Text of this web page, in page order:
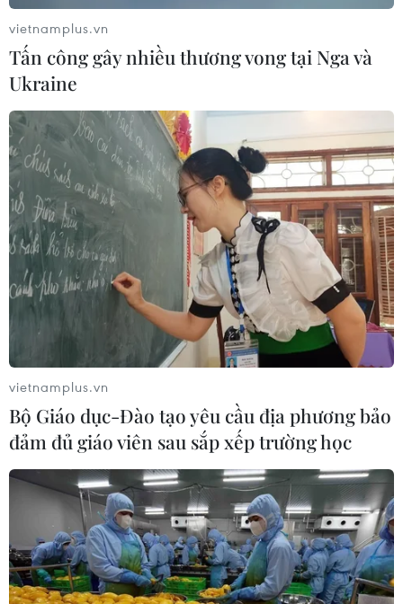
Ông Putin ca ngợi quân nhân Nga trong
sự kiện ở Crimea
28/03/2014 10:57
Tổng thống Nga Vladimir Putin ngày 28/3 đã ca ngợi
vai trò của lực lượng vũ trang Nga trong nỗ lực sáp
nhập Crimea vào lãnh thổ của mình, cho rằng việc sáp
nhập để cho thấy khả năng mới của quân đội Nga.
Kiev: Các binh sỹ Nga bị bắt "đang thực
hiện nhiệm vụ đặc biệt"
vietnamplus.vn
Tấn công gây nhiều thương vong tại Nga và
Ukraine
vietnamplus.vn
Bộ Giáo dục-Đào tạo yêu cầu địa phương bảo
đảm đủ giáo viên sau sắp xếp trường học